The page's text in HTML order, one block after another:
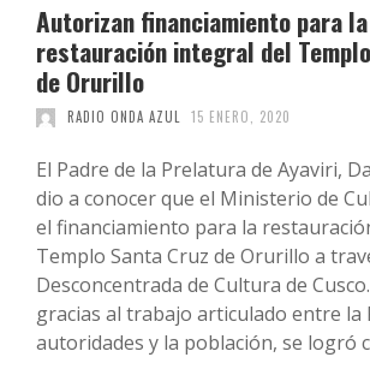
Autorizan financiamiento para la
restauración integral del
de Orurillo
RADIO ONDA AZUL 15 ENERO, 2020
El Padre de la Prelatura de Ayaviri,
dio a conocer que el Ministerio de
el financiamiento para la
Templo Santa Cruz de Orurillo a
Desconcentrada de Cultura de
gracias al trabajo articulado entre la
autoridades y la población, se logró